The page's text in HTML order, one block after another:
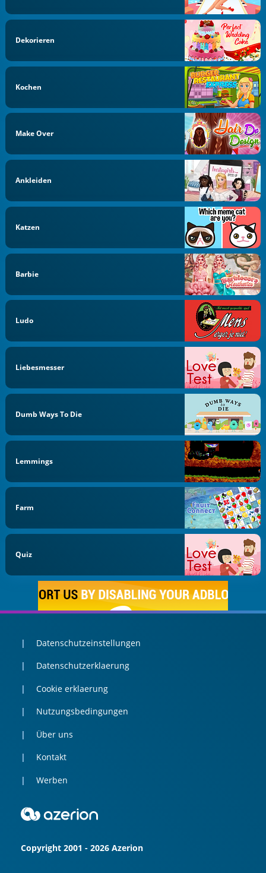
Dekorieren
Kochen
Make Over
Ankleiden
Katzen
Barbie
Ludo
Liebesmesser
Dumb Ways To Die
Lemmings
Farm
Quiz
Datenschutzeinstellungen
Datenschutzerklaerung
Cookie erklaerung
Nutzungsbedingungen
Über uns
Kontakt
Werben
Copyright 2001 - 2026 Azerion